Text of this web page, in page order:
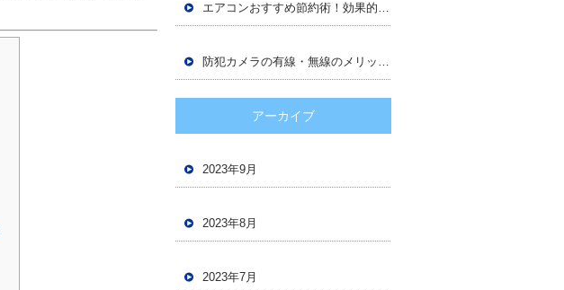
エアコンおすすめ節約術！効果的な使い方とは？
防犯カメラの有線・無線のメリット・デメリットについて
アーカイブ
2023年9月
2023年8月
2023年7月